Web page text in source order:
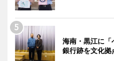
海南・黒江に
銀行跡を文化拠